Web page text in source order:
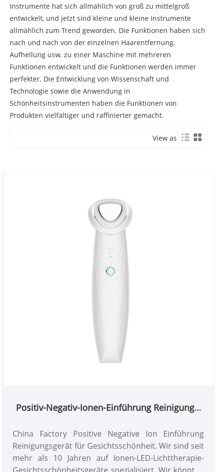
Instrumente hat sich allmählich von groß zu mittelgroß
entwickelt, und jetzt sind kleine und kleine Instrumente
allmählich zum Trend geworden. Die Funktionen haben sich
nach und nach von der einzelnen Haarentfernung,
Aufhellung usw. zu einer Maschine mit mehreren
Funktionen entwickelt und die Funktionen werden immer
perfekter. Die Entwicklung von Wissenschaft und
Technologie sowie die Anwendung in
Schönheitsinstrumenten haben die Funktionen von
Produkten vielfältiger und raffinierter gemacht.
View as
Positiv-Negativ-Ionen-Einführung Reinigungs-
China Factory Positive Negative Ion Einführung
Reinigungsgerät für Gesichtsschönheit. Wir sind seit
mehr als 10 Jahren auf Ionen-LED-Lichttherapie-
Gesichtsschönheitsgeräte spezialisiert. Wir könnten